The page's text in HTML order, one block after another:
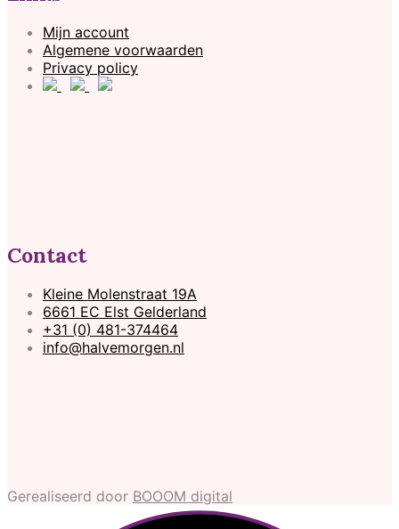
Mijn account
Algemene voorwaarden
Privacy policy
Contact
Kleine Molenstraat 19A
6661 EC Elst Gelderland
+31 (0) 481-374464
info@halvemorgen.nl
Gerealiseerd door BOOOM digital